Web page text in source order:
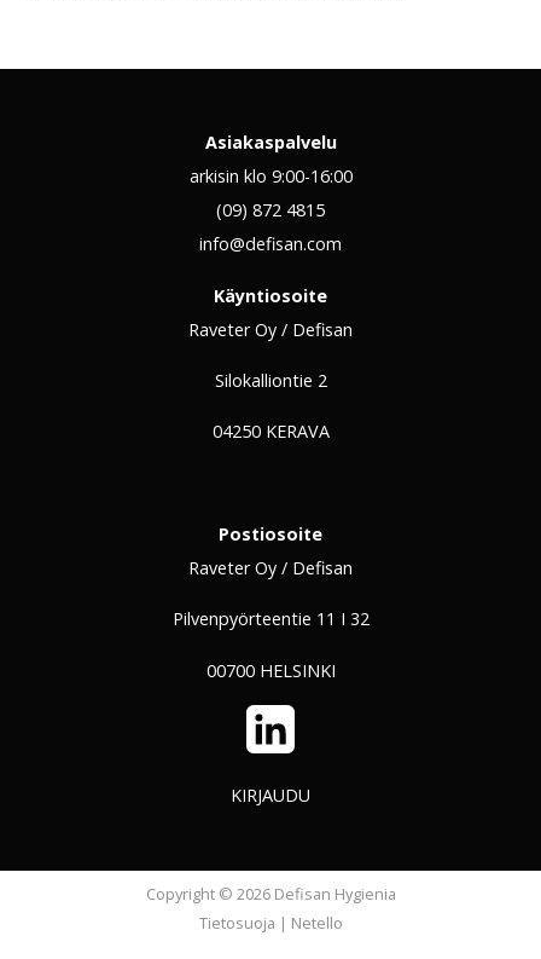
Asiakaspalvelu
arkisin klo 9:00-16:00
(09) 872 4815
info@defisan.com
Käyntiosoite
Raveter Oy / Defisan
Silokalliontie 2
04250 KERAVA
Postiosoite
Raveter Oy / Defisan
Pilvenpyörteentie 11 I 32
00700 HELSINKI
KIRJAUDU
Copyright © 2026 Defisan Hygienia
Tietosuoja | Netello